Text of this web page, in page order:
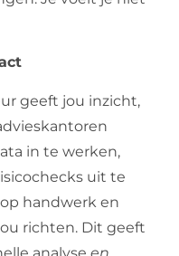
geeft jou inzicht,
in te werken,
uit te
handwerk en
richten. Dit geeft
analyse en